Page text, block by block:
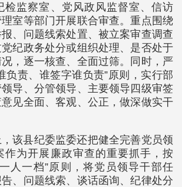
检监察室、党风政风监督室、信访
室等部门开展联合审查。重点围绕
、问题线索处置、被立案审查调查
纪政务处分或组织处理、是否处于
，逐一核查、全面过筛。同时，严
负责、谁签字谁负责”原则，实行部
导、分管领导、主要领导四级审签
见全面、客观、公正，做深做实干
该县纪委监委还把健全完善党员领
作为开展廉政审查的重要抓手，按
人一档”原则，将党员领导干部任
、问题线索、谈话函询、纪律处分